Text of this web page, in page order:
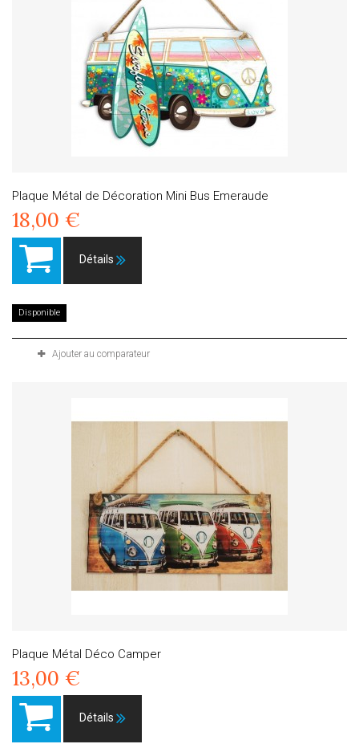
Plaque Métal de Décoration Mini Bus Emeraude
18,00 €
Détails
Disponible
Ajouter au comparateur
Plaque Métal Déco Camper
13,00 €
Détails